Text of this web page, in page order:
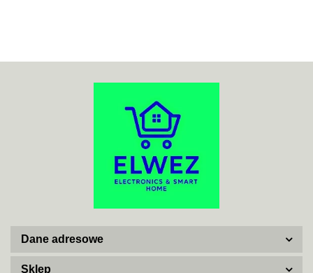
ACO
ADATA
Dane adresowe
Sklep